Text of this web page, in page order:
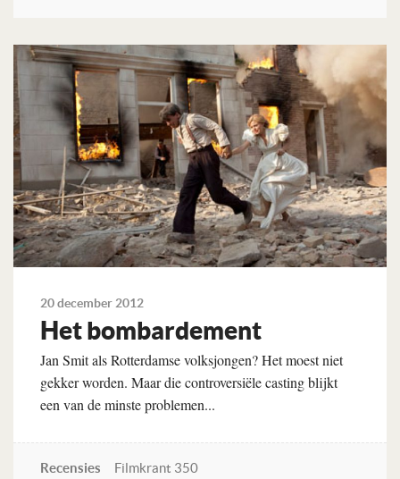
Lees verder
20 december 2012
Het bombardement
Jan Smit als Rotterdamse volksjongen? Het moest niet
gekker worden. Maar die controversiële casting blijkt
een van de minste problemen...
Recensies Filmkrant 350